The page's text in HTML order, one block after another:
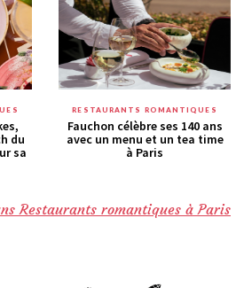
du
sa
RESTAURANTS ROMANTIQUES
Fauchon célèbre ses 140 ans
avec un menu et un tea time
à Paris
Restaurants romantiques à Paris